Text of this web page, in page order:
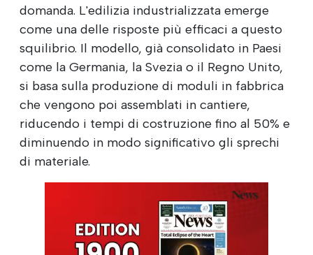
domanda. L'edilizia industrializzata emerge
come una delle risposte più efficaci a questo
squilibrio. Il modello, già consolidato in Paesi
come la Germania, la Svezia o il Regno Unito,
si basa sulla produzione di moduli in fabbrica
che vengono poi assemblati in cantiere,
riducendo i tempi di costruzione fino al 50% e
diminuendo in modo significativo gli sprechi
di materiale.